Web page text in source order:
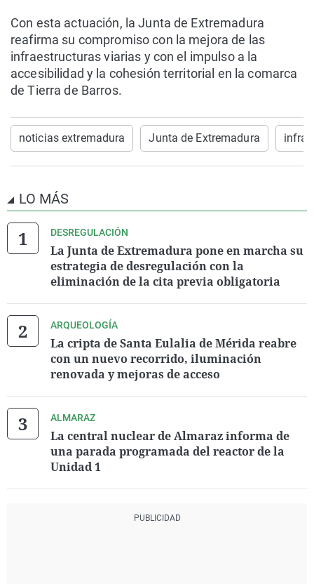
Con esta actuación, la Junta de Extremadura
reafirma su compromiso con la mejora de las
infraestructuras viarias y con el impulso a la
accesibilidad y la cohesión territorial en la comarca
de Tierra de Barros.
noticias extremadura Junta de Extremadura
LO MÁS
DESREGULACIÓN
La Junta de Extremadura pone en marcha su
estrategia de desregulación con la
eliminación de la cita previa obligatoria
ARQUEOLOGÍA
La cripta de Santa Eulalia de Mérida reabre
con un nuevo recorrido, iluminación
renovada y mejoras de acceso
ALMARAZ
La central nuclear de Almaraz informa de
una parada programada del reactor de la
Unidad 1